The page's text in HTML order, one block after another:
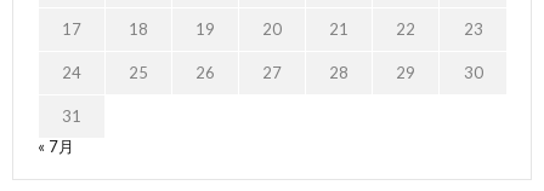
17 18 19 20 21 22 23
24 25 26 27 28 29 30
31
« 7月